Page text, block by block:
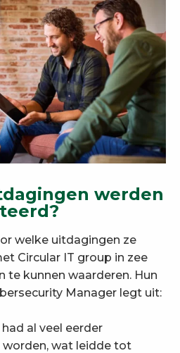
werden
welke uitdagingen ze
Circular IT group in zee
te kunnen waarderen. Hun
Manager legt uit:
al veel eerder
wat leidde tot